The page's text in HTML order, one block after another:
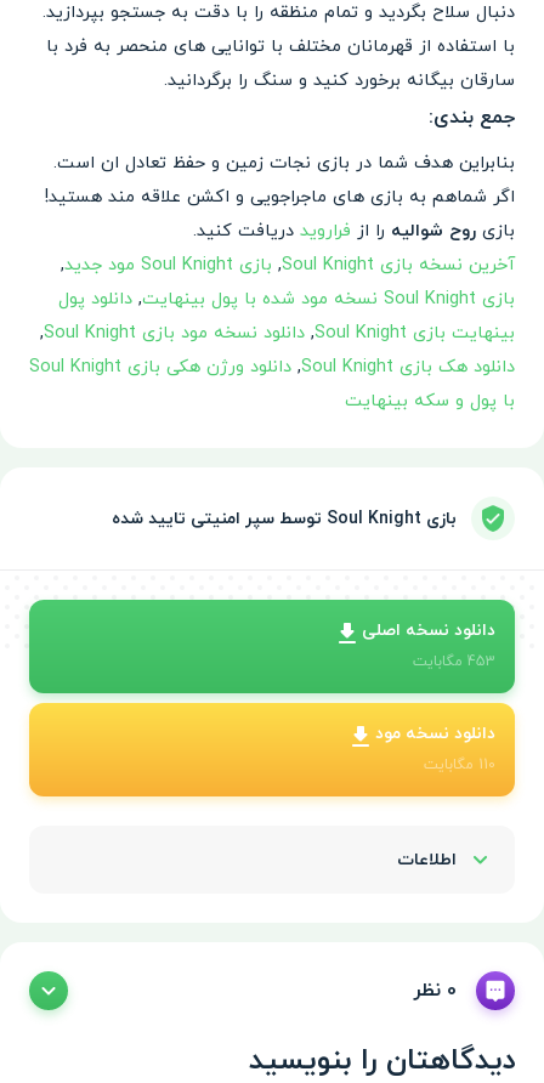
دنبال سلاح بگردید و تمام منظقه را با دقت به جستجو بپردازید.
با استفاده از قهرمانان مختلف با توانایی های منحصر به فرد با
سارقان بیگانه برخورد کنید و سنگ را برگردانید.
جمع بندی:
بنابراین هدف شما در بازی نجات زمین و حفظ تعادل ان است.
اگر شماهم به بازی های ماجراجویی و اکشن علاقه مند هستید!
بازی روح شوالیه را از فراروید دریافت کنید.
آخرین نسخه بازی Soul Knight
, بازی Soul Knight مود جدید
,
بازی Soul Knight نسخه مود شده با پول بینهایت
, دانلود پول
بینهایت بازی Soul Knight
, دانلود نسخه مود بازی Soul Knight
,
دانلود هک بازی Soul Knight
,
دانلود ورژن هکی بازی Soul Knight
با پول و سکه بینهایت
بازی Soul Knight توسط سپر امنیتی تایید شده
دانلود نسخه اصلی
453 مگابایت
دانلود نسخه مود
110 مگابایت
اطلاعات
0 نظر
دیدگاهتان را بنویسید